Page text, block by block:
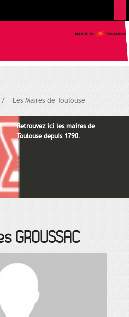
Les Maires de Toulouse
Retrouvez ici les maires de
Toulouse depuis 1790.
GROUSSAC
les cookies